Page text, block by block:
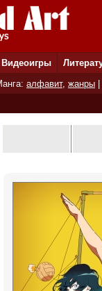
Видеоигры
алфавит, жанры